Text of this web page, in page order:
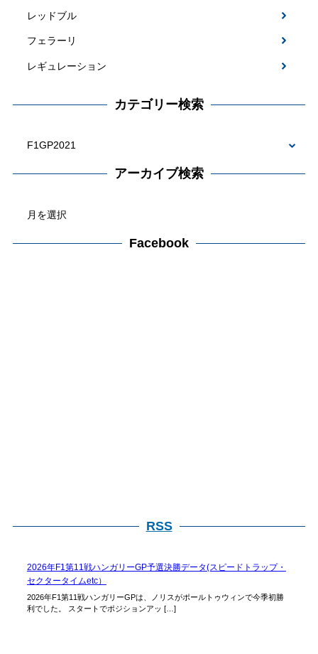
レッドブル
フェラーリ
レギュレーション
カテゴリー検索
検
アーカイブ検索
カ
Facebook
RSS
2026年F1第11戦ハンガリーGP予選決勝データ(スピードトラップ・
セクタータイムetc）
2026年F1第11戦ハンガリーGPは、ノリスがポールトゥウィンで今季初勝
利でした。 スタートでポジションアッ […]